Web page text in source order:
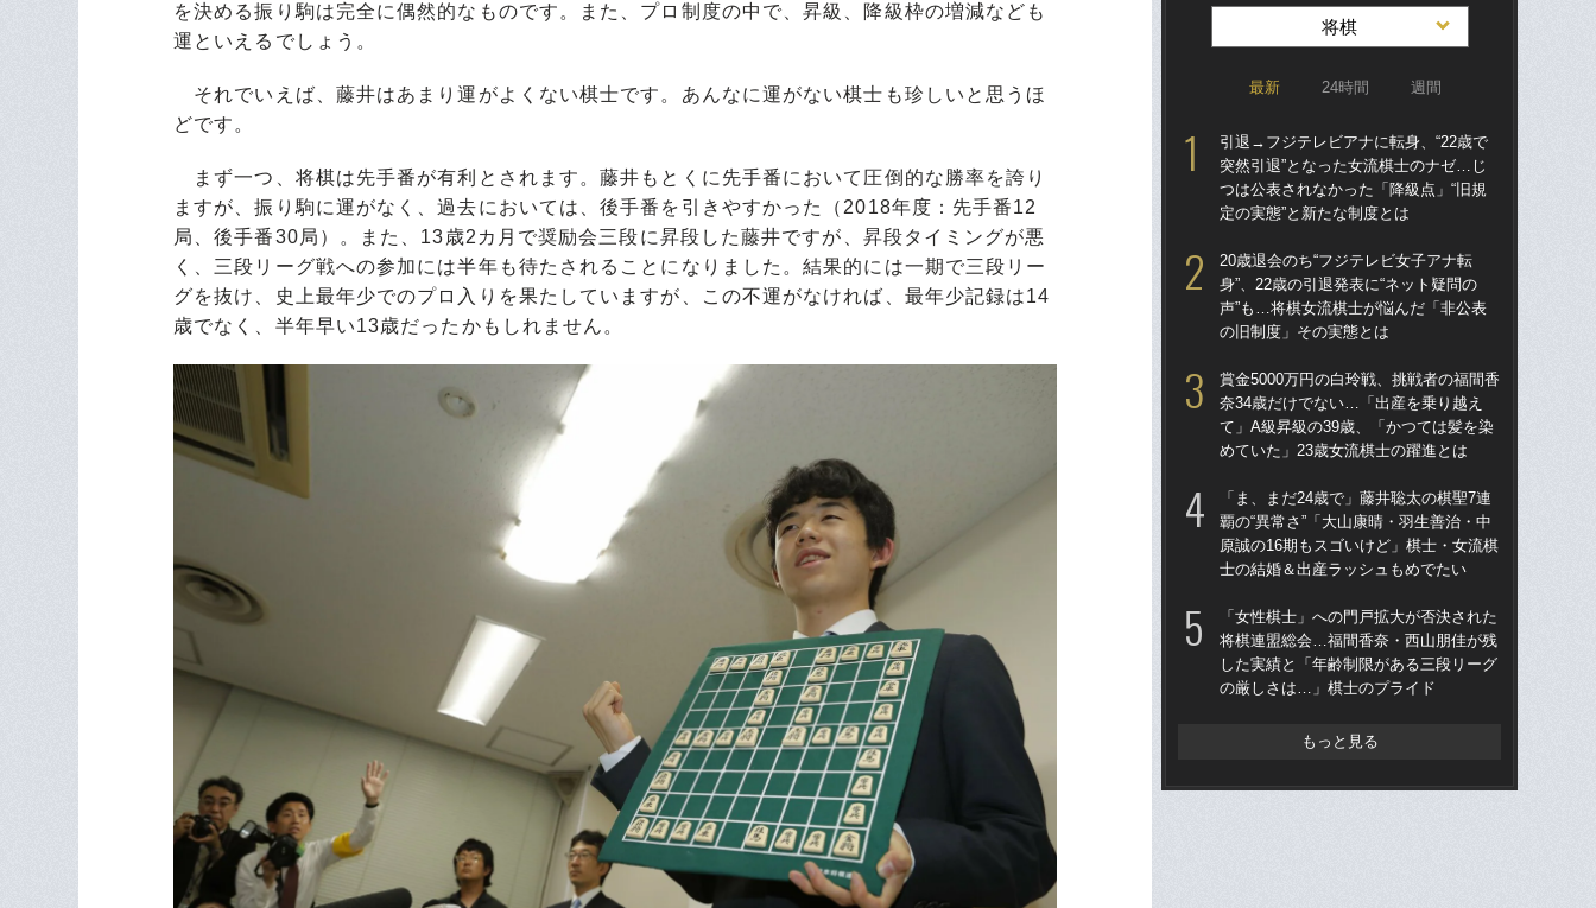
を決める振り駒は完全に偶然的なものです。また、プロ制度の中で、昇級、降級枠の増減なども
運といえるでしょう。
それでいえば、藤井はあまり運がよくない棋士です。あんなに運がない棋士も珍しいと思うほ
どです。
まず一つ、将棋は先手番が有利とされます。藤井もとくに先手番において圧倒的な勝率を誇り
ますが、振り駒に運がなく、過去においては、後手番を引きやすかった（2018年度：先手番12
局、後手番30局）。また、13歳2カ月で奨励会三段に昇段した藤井ですが、昇段タイミングが悪
く、三段リーグ戦への参加には半年も待たされることになりました。結果的には一期で三段リー
グを抜け、史上最年少でのプロ入りを果たしていますが、この不運がなければ、最年少記録は14
歳でなく、半年早い13歳だったかもしれません。
将棋
最新 24時間 週間
引退→フジテレビアナに転身、“22歳で
突然引退”となった女流棋士のナゼ…じ
つは公表されなかった「降級点」“旧規
定の実態”と新たな制度とは
20歳退会のち“フジテレビ女子アナ転
身”、22歳の引退発表に“ネット疑問の
声”も…将棋女流棋士が悩んだ「非公表
の旧制度」その実態とは
賞金5000万円の白玲戦、挑戦者の福間香
奈34歳だけでない…「出産を乗り越え
て」A級昇級の39歳、「かつては髪を染
めていた」23歳女流棋士の躍進とは
「ま、まだ24歳で」藤井聡太の棋聖7連
覇の“異常さ”「大山康晴・羽生善治・中
原誠の16期もスゴいけど」棋士・女流棋
士の結婚＆出産ラッシュもめでたい
「女性棋士」への門戸拡大が否決された
将棋連盟総会…福間香奈・西山朋佳が残
した実績と「年齢制限がある三段リーグ
の厳しさは…」棋士のプライド
もっと見る